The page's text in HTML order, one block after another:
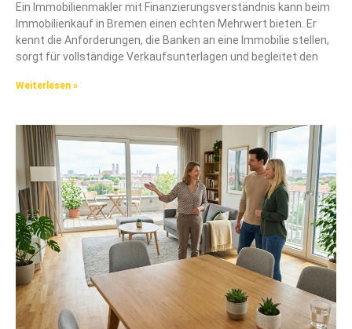
Ein Immobilienmakler mit Finanzierungsverständnis kann beim
Immobilienkauf in Bremen einen echten Mehrwert bieten. Er
kennt die Anforderungen, die Banken an eine Immobilie stellen,
sorgt für vollständige Verkaufsunterlagen und begleitet den
Weiterlesen »